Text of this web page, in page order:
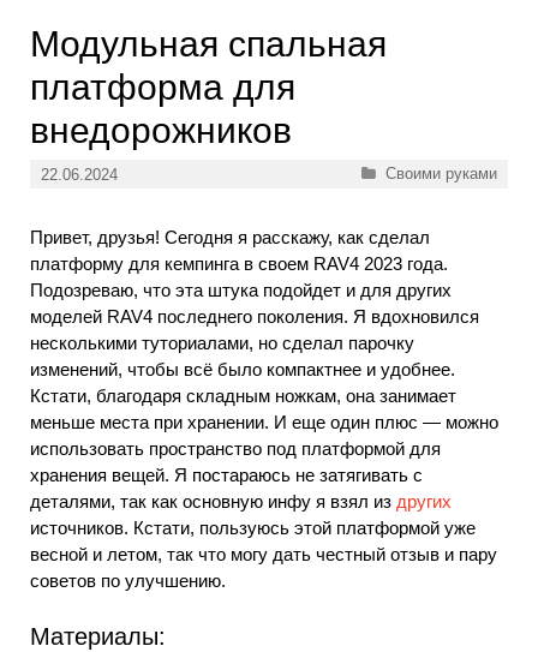
Модульная спальная
платформа для
внедорожников
22.06.2024 Рубрики
Своими руками
Привет, друзья! Сегодня я расскажу, как сделал
платформу для кемпинга в своем RAV4 2023 года.
Подозреваю, что эта штука подойдет и для других
моделей RAV4 последнего поколения. Я вдохновился
несколькими туториалами, но сделал парочку
изменений, чтобы всё было компактнее и удобнее.
Кстати, благодаря складным ножкам, она занимает
меньше места при хранении. И еще один плюс — можно
использовать пространство под платформой для
хранения вещей. Я постараюсь не затягивать с
деталями, так как основную инфу я взял из других
источников. Кстати, пользуюсь этой платформой уже
весной и летом, так что могу дать честный отзыв и пару
советов по улучшению.
Материалы: